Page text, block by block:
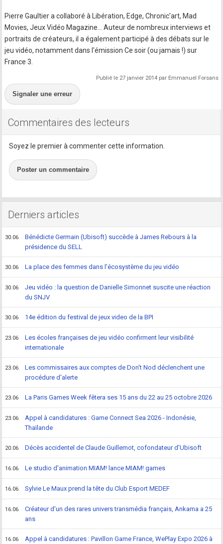
Pierre Gaultier a collaboré à Libération, Edge, Chronic'art, Mad
Movies, Jeux Vidéo Magazine... Auteur de nombreux interviews et
portraits de créateurs, il a également participé à des débats sur le
jeu vidéo, notamment dans l'émission Ce soir (ou jamais !) sur
France 3.
Publié le 27 janvier 2014 par Emmanuel Forsans
Signaler une erreur
Commentaires des lecteurs
Soyez le premier à commenter cette information.
Poster un commentaire
Derniers articles
30.06
Bénédicte Germain (Ubisoft) succède à James Rebours à la
présidence du SELL
30.06 La place des femmes dans l'écosystème du jeu vidéo
30.06
Jeu vidéo : la question de Danielle Simonnet suscite une réaction
du SNJV
30.06 14e édition du festival de jeux video de la BPI
23.06
Les écoles françaises de jeu vidéo confirment leur visibilité
internationale
23.06
Les commissaires aux comptes de Don't Nod déclenchent une
procédure d'alerte
23.06 La Paris Games Week fêtera ses 15 ans du 22 au 25 octobre 2026
23.06
Appel à candidatures : Game Connect Sea 2026 - Indonésie,
Thaïlande
20.06 Décès accidentel de Claude Guillemot, cofondateur d'Ubisoft
16.06 Le studio d'animation MIAM! lance MIAM! games
16.06 Sylvie Le Maux prend la tête du Club Esport MEDEF
16.06
Créateur d'un des rares univers transmédia français, Ankama a 25
ans
16.06 Appel à candidatures : Pavillon Game France, WePlay Expo 2026 à